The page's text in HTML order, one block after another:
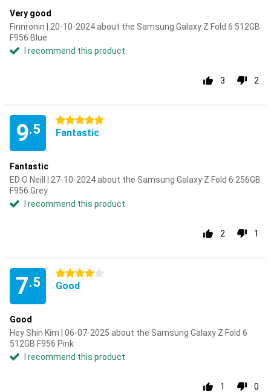
Very good
Finnronin | 20-10-2024 about the Samsung Galaxy Z Fold 6 512GB
F956 Blue
I recommend this product
3 2
9.5
5 stars
Fantastic
Fantastic
ED O Neill | 27-10-2024 about the Samsung Galaxy Z Fold 6 256GB
F956 Grey
I recommend this product
2 1
7.5
4 stars
Good
Good
Hey Shin Kim | 06-07-2025 about the Samsung Galaxy Z Fold 6
512GB F956 Pink
I recommend this product
1 0